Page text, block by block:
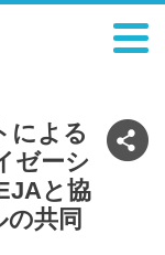
による
ゼーシ
と協
共同